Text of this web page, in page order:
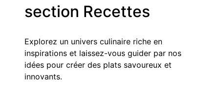
section Recettes
Explorez un univers culinaire riche en
inspirations et laissez-vous guider par nos
idées pour créer des plats savoureux et
innovants.